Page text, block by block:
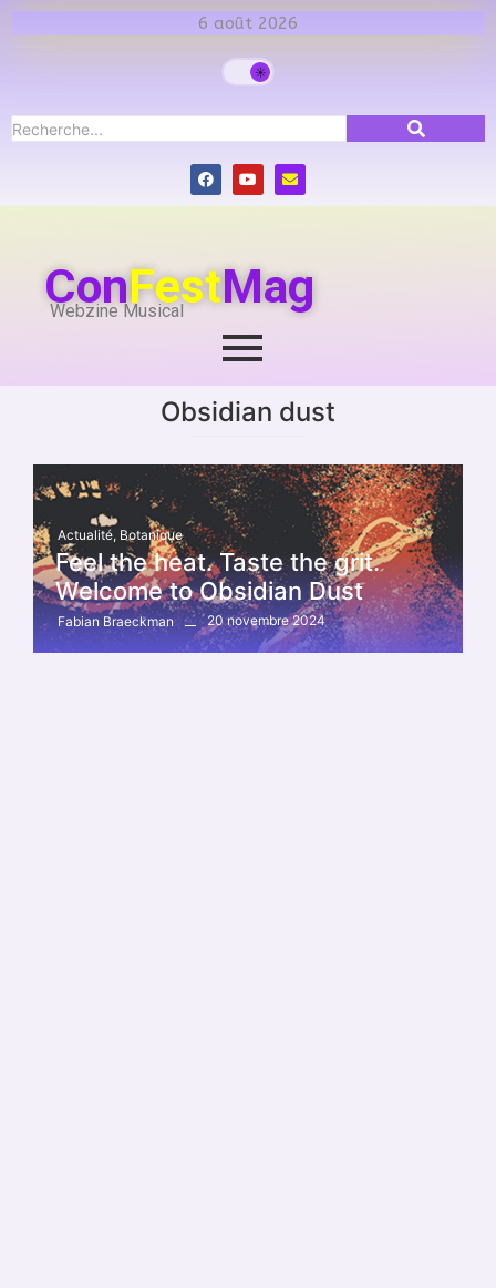
6 août 2026
ConFestMag
Webzine Musical
Obsidian dust
Actualité, Botanique
Feel the heat. Taste the grit.
Welcome to Obsidian Dust
Fabian Braeckman 20 novembre 2024